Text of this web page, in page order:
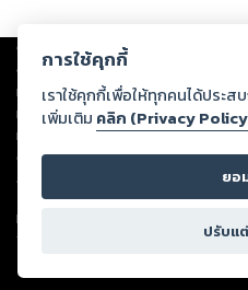
Copyright © 2026
ต่อผลงานหรือเนื้อหาใดที่อัปโหลดผ่านเว็
ทรัพย์สินทางปัญญาของบุคคลอื่นหรือขั
ทุกท่านโปรดใช้วิจารณญาณในการกลั่นก
หนึ่งส่วนใดขัดต่อกฎหมายและศีลธรรม
ดำเนินการในทันที ทั้งนี้ ทางสตอรี่ล็อ
ลิขสิทธิ์ พ.ศ. 2537 (ฉบับล่าสุด)
For support: member@ookbee.com
Version
การใช้คุกกี้
เราใช้คุกกี้เพื่อให้ทุกคนได้ประ
เพิ่มเติม คลิก (Privacy
ยอ
ปรับแ